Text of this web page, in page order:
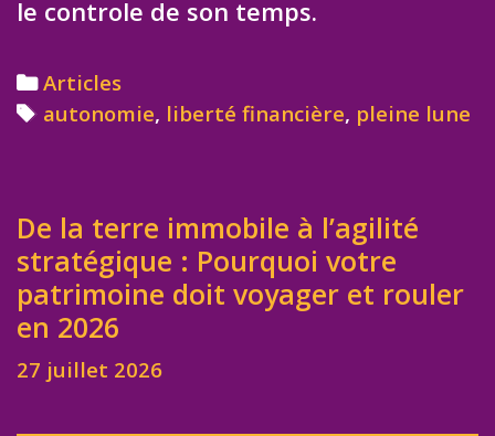
le controle de son temps.
Categories
Articles
Tags
autonomie, liberté financière, pleine lune
De la terre immobile à l’agilité
stratégique : Pourquoi votre
patrimoine doit voyager et rouler
en 2026
27 juillet 2026